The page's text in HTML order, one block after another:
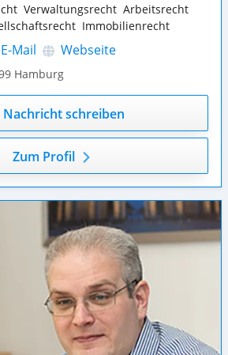
Verwaltungsrecht Arbeitsrecht
Immobilienrecht
E-Mail Webseite
Hamburg
Nachricht schreiben
Zum Profil